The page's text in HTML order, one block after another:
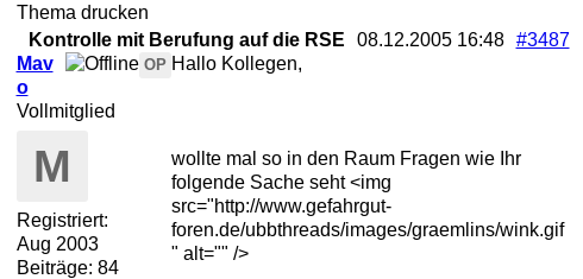
Thema drucken
Kontrolle mit Berufung auf die RSE
#3487
08.12.2005 16:48
OP
Mav
o
Vollmitglied
M
Registriert:
Aug 2003
Beiträge: 84
Hallo Kollegen,
wollte mal so in den Raum Fragen wie Ihr
folgende Sache seht <img
src="http://www.gefahrgut-
foren.de/ubbthreads/images/graemlins/wink.gif
" alt="" />